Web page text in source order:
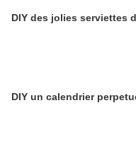
DIY des jolies serviettes
DIY un calendrier